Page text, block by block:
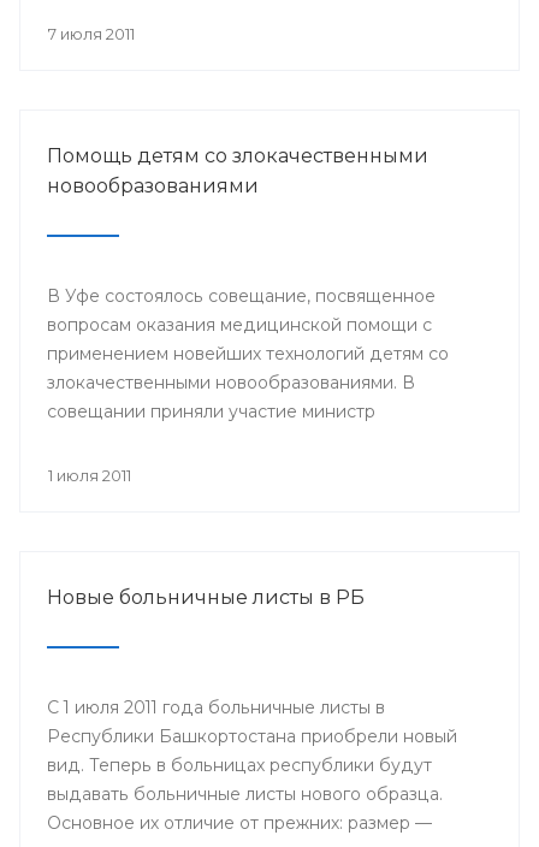
православных ценностей.
7 июля 2011
Помощь детям со злокачественными
новообразованиями
В Уфе состоялось совещание, посвященное
вопросам оказания медицинской помощи с
применением новейших технологий детям со
злокачественными новообразованиями. В
совещании приняли участие министр
охраны здоровья материнства и детства
1 июля 2011
Новые больничные листы в РБ
С 1 июля 2011 года больничные листы в
Республики Башкортостана приобрели новый
вид. Теперь в больницах республики будут
выдавать больничные листы нового образца.
Основное их отличие от прежних: размер —